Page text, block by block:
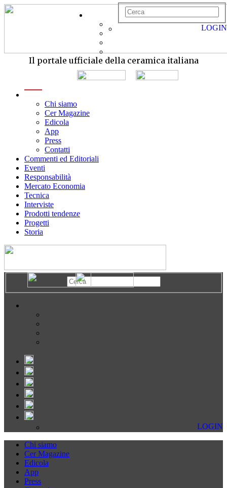
Il portale ufficiale della ceramica italiana
Chi siamo
Cer Magazine
Edicola
App
Press
Contatti
Commenti ed Editoriali
Eventi
Responsabilità
Mercato Economia
Tecnica
Interviste
Prodotti tendenze
Progetti
Storia
LOGIN
LOGIN
Chi siamo
Cer Magazine
Edicola
App
Press